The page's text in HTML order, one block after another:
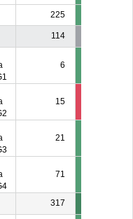
225
114
6
15
21
71
317